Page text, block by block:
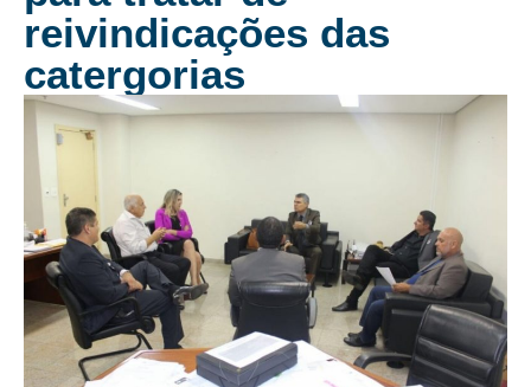
reivindicações das
catergorias